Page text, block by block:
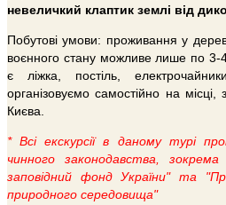
невеличкий клаптик землі від
Побутові умови: проживання у
воєнного стану можливе лише по 3-4
є ліжка, постіль,
організовуємо самостійно на місці,
Києва.
* Всі екскурсії в даному турі
чинного законодавства,
заповідний фонд України" та
природного середовища"